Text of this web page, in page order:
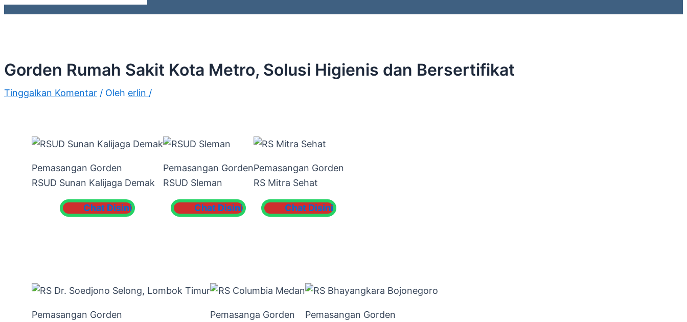
Gorden Rumah Sakit Kota Metro, Solusi Higienis dan Bersertifikat
Tinggalkan Komentar / Oleh erlin /
Pemasangan Gorden
RSUD Sunan Kalijaga Demak
Chat Disini
Pemasangan Gorden
RSUD Sleman
Chat Disini
Pemasangan Gorden
RS Mitra Sehat
Chat Disini
Pemasangan Gorden
Pemasanga Gorden
Pemasangan Gorden